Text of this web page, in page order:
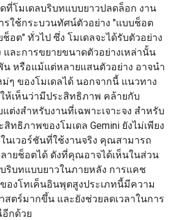
ที่โมเดลบริบทแบบยาวปลดล็อก งาน
รใช้กระบวนทัศน์ตัวอย่าง "แบบช็อต
อต" ทั่วไป ซึ่ง โมเดลจะได้รับตัวอย่าง
และการขยายขนาดตัวอย่างเหล่านั้น
น หรือแม้แต่หลายแสนตัวอย่าง อาจนำ
ๆ ของโมเดลได้ นอกจากนี้ แนวทาง
ห้เห็นว่ามีประสิทธิภาพ คล้ายกับ
ต่งสำหรับงานที่เฉพาะเจาะจง สำหรับ
ทธิภาพของโมเดล Gemini ยังไม่เพียง
นเวอร์ชันที่ใช้งานจริง คุณสามารถ
ายช็อตได้ ดังที่คุณอาจได้เห็นในส่วน
ริบทแบบยาวในภายหลัง การแคช
องโทเค็นอินพุตสูงประเภทนี้มีความ
สตร์มากขึ้น และยังช่วยลดเวลาในการ
กด้วย